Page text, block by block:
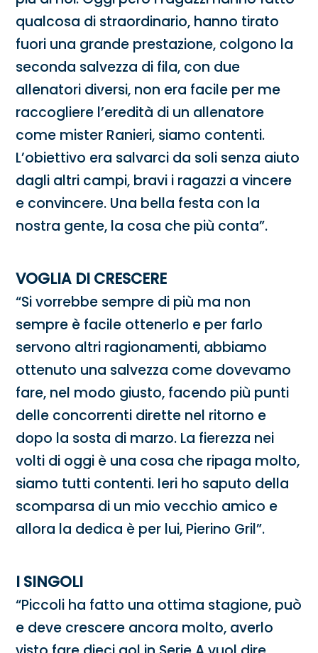
qualcosa di straordinario, hanno tirato
fuori una grande prestazione, colgono la
seconda salvezza di fila, con due
allenatori diversi, non era facile per me
raccogliere l’eredità di un allenatore
come mister Ranieri, siamo contenti.
L’obiettivo era salvarci da soli senza aiuto
dagli altri campi, bravi i ragazzi a vincere
e convincere. Una bella festa con la
nostra gente, la cosa che più conta”.
VOGLIA DI CRESCERE
“Si vorrebbe sempre di più ma non
sempre è facile ottenerlo e per farlo
servono altri ragionamenti, abbiamo
ottenuto una salvezza come dovevamo
fare, nel modo giusto, facendo più punti
delle concorrenti dirette nel ritorno e
dopo la sosta di marzo. La fierezza nei
volti di oggi è una cosa che ripaga molto,
siamo tutti contenti. Ieri ho saputo della
scomparsa di un mio vecchio amico e
allora la dedica è per lui, Pierino Gril”.
I SINGOLI
“Piccoli ha fatto una ottima stagione, può
e deve crescere ancora molto, averlo